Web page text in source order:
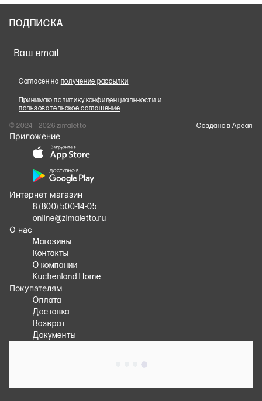
ПОДПИСКА
Ваш email
Согласен на получение рассылки
Принимаюполитику конфиденциальности и
пользовательское соглашение
© 2024 – 2026 zimaletto
Cоздано в Ареал
Приложение
Интернет магазин
8 (800) 500-14-05
online@zimaletto.ru
О нас
Магазины
Контакты
О компании
Kuchenland Home
Покупателям
Оплата
Доставка
Возврат
Документы